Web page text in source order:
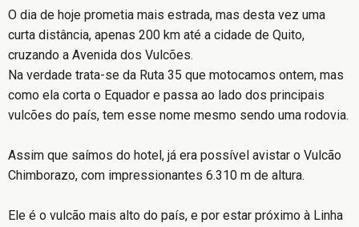
O dia de hoje prometia mais estrada, mas desta vez uma
curta distância, apenas 200 km até a cidade de Quito,
cruzando a Avenida dos Vulcões.
Na verdade trata-se da Ruta 35 que motocamos ontem, mas
como ela corta o Equador e passa ao lado dos principais
vulcões do país, tem esse nome mesmo sendo uma rodovia.
Assim que saímos do hotel, já era possível avistar o Vulcão
Chimborazo, com impressionantes 6.310 m de altura.
Ele é o vulcão mais alto do país, e por estar próximo à Linha